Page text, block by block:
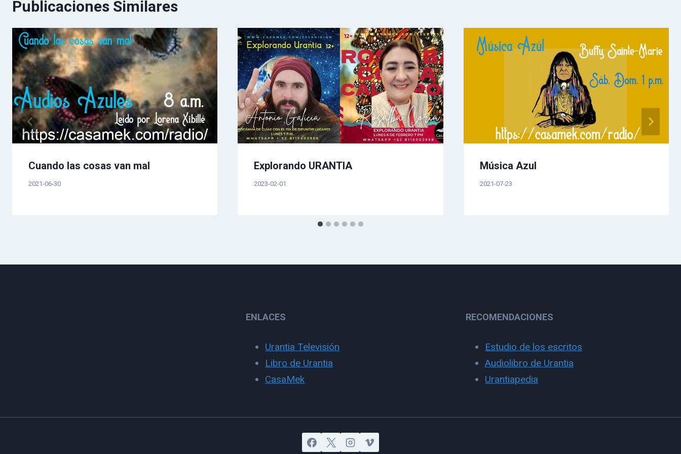
entradas
Publicaciones Similares
Cuando las cosas van mal
2021-06-30
Explorando URANTIA
2023-02-01
Música Azul
2021-07-23
ENLACES
Urantia Televisión
Libro de Urantia
CasaMek
RECOMENDACIONES
Estudio de los escritos
Audiolibro de Urantia
Urantiapedia